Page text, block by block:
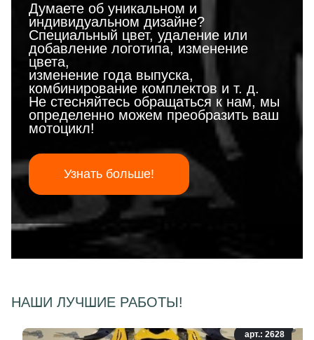
Думаете об уникальном и
индивидуальном дизайне?
Специальный цвет, удаление или
добавление логотипа, изменение
цвета,
изменение года выпуска,
комбинирование комплектов и т. д.
Не стесняйтесь обращаться к нам, мы
определенно можем преобразить ваш
мотоцикл!
Узнать больше!
НАШИ ЛУЧШИЕ РАБОТЫ!
арт.: 2628